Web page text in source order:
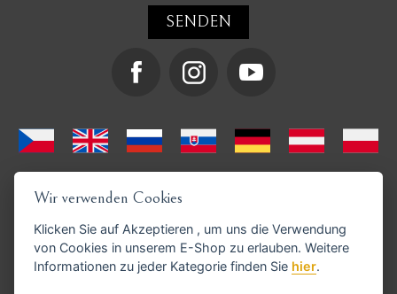
GoPay-Zahlungen möglich
Wir verwenden Cookies
Klicken Sie auf Akzeptieren , um uns die Verwendung
von Cookies in unserem E-Shop zu erlauben. Weitere
Informationen zu jeder Kategorie finden Sie hier.